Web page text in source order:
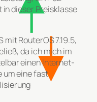
in dieser Preisklasse
RouterOS 7.19.5,
da ich mich im
einen Internet-
um eine fast